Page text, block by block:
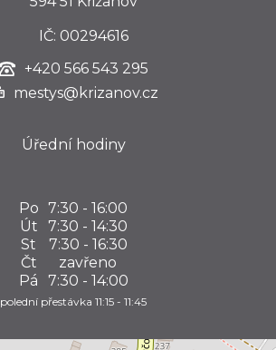
IČ: 00294616
+420 566 543 295
mestys@krizanov.cz
Úřední hodiny
Po 7:30 - 16:00
Út
7:30 - 14:30
St
7:30 - 16:30
Čt
zavřeno
Pá
7:30 - 14:00
polední přestávka 11:15 - 11:45